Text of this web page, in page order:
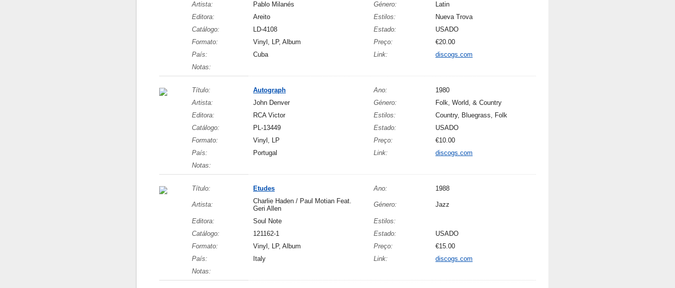
Artista:
Pablo Milanés Género:
Latin
Editora:
Areito Estilos:
Nueva Trova
Catálogo:
LD-4108 Estado:
USADO
Formato:
Vinyl, LP, Album Preço:
€20.00
País:
Cuba Link:
discogs.com
Notas:
Título: Autograph Ano:
1980
Artista:
John Denver Género:
Folk, World, & Country
Editora:
RCA Victor Estilos:
Country, Bluegrass, Folk
Catálogo:
PL-13449 Estado:
USADO
Formato:
Vinyl, LP Preço:
€10.00
País:
Portugal Link:
discogs.com
Notas:
Título: Etudes Ano: 1988
Artista:
Charlie Haden / Paul Motian Feat.
Geri Allen
Género: Jazz
Editora: Soul Note
Estilos:
Catálogo:
121162-1 Estado:
USADO
Formato:
Vinyl, LP, Album Preço:
€15.00
País:
Italy Link:
discogs.com
Notas: